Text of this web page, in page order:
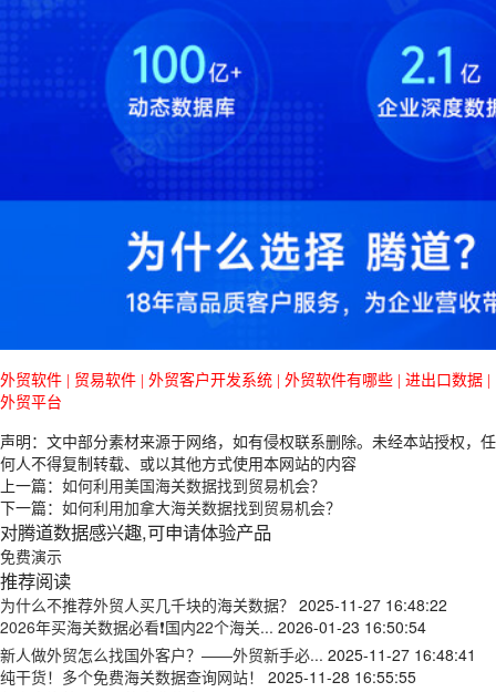
外贸软件 贸易软件 外贸客户开发系统 外贸软件有哪些 进出口数据
外贸平台
声明：文中部分素材来源于网络，如有侵权联系删除。未经本站授权，任
何人不得复制转载、或以其他方式使用本网站的内容
上一篇： 如何利用美国海关数据找到贸易机会？
下一篇： 如何利用加拿大海关数据找到贸易机会？
对腾道数据感兴趣,可申请体验产品
免费演示
推荐阅读
为什么不推荐外贸人买几千块的海关数据？ 2025-11-27 16:48:22
2026年买海关数据必看❗国内22个海关... 2026-01-23 16:50:54
新人做外贸怎么找国外客户？——外贸新手必... 2025-11-27 16:48:41
纯干货！多个免费海关数据查询网站！
2025-11-28 16:55:55